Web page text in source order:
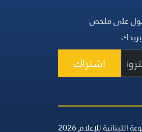
على ملخص
اشتراك
للإعلام 2026